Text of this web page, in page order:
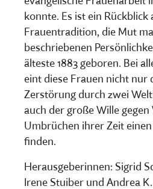
konnte. Es ist ein
Frauentradition, die Mut
beschriebenen
älteste 1883 geboren. Bei
eint diese Frauen nicht nur
Zerstörung durch zwei
auch der große Wille
Umbrüchen ihrer Zeit einen
finden.
Herausgeberinnen: Sigrid
Irene Stuiber und Andrea